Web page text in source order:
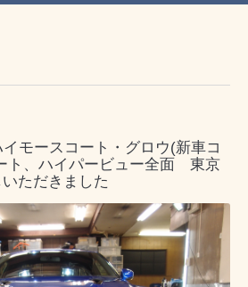
モースコート・グロウ(新車コ
ト、ハイパービュー全面 東京
ただきました